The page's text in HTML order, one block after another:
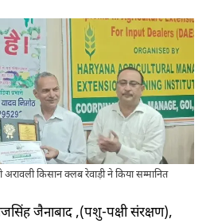
अरावली किसान क्लब रेवाड़ी ने किया सम्मानित
जैनाबाद ,(पशु-पक्षी संरक्षण),